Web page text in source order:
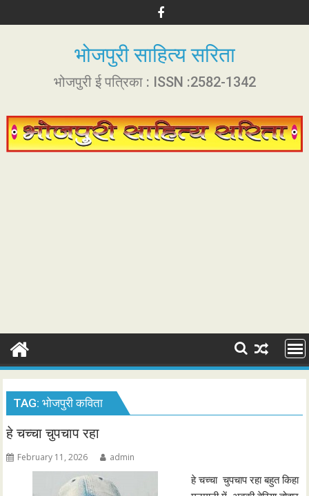
k
भोजपुरी साहित्य सरिता
भोजपुरी ई पत्रिका : ISSN :2582-1342
TAG:भोजपुरी कविता
हे चच्चा चुपचाप रहा
February 11, 2026 admin
हे चच्चा चुपचाप रहा बहुत किहा